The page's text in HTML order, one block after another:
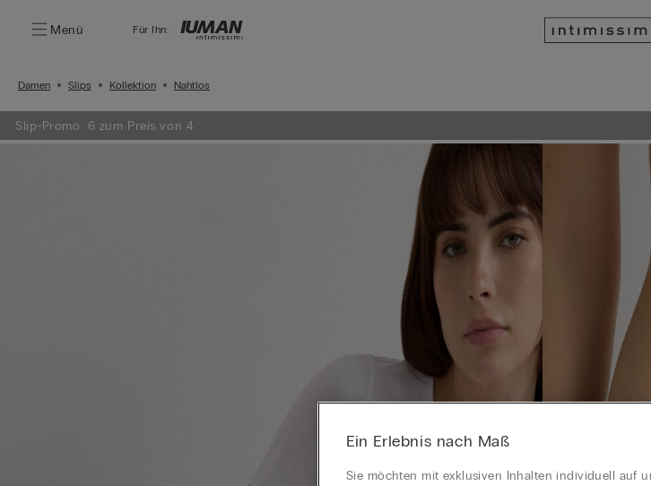
Menü Für Ihn:
Damen Slips Kollektion Nahtlos
Slip-Promo: 6 zum Preis von 4
Ein Erlebnis nach Maß
Sie möchten mit exklusiven Inhalten individuell auf